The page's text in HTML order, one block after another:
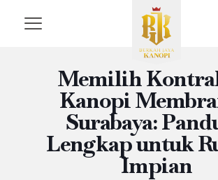
Memilih
Kanopi
Surabaya:
Lengkap untuk
Impian